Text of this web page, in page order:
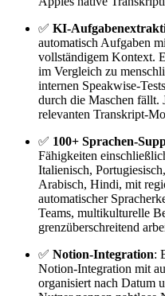
✅ KI-
automatisch Aufgaben
vollständigem Kontext.
im Vergleich zu
internen Speakwise-
durch die Maschen fällt.
relevanten Transkript-
✅ 100+ Sprachen-
Fähigkeiten
Italienisch,
Arabisch, Hindi, mit
automatischer
Teams, multikulturelle
grenzüberschreitend
✅ Notion-Integration:
Notion-Integration mit
organisiert nach Datum